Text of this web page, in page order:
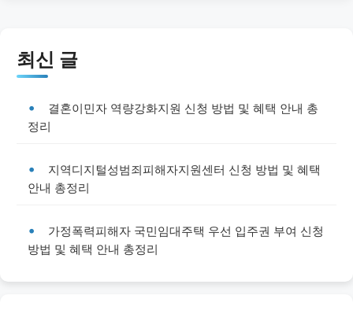
최신 글
결혼이민자 역량강화지원 신청 방법 및 혜택 안내 총
정리
지역디지털성범죄피해자지원센터 신청 방법 및 혜택
안내 총정리
가정폭력피해자 국민임대주택 우선 입주권 부여 신청
방법 및 혜택 안내 총정리